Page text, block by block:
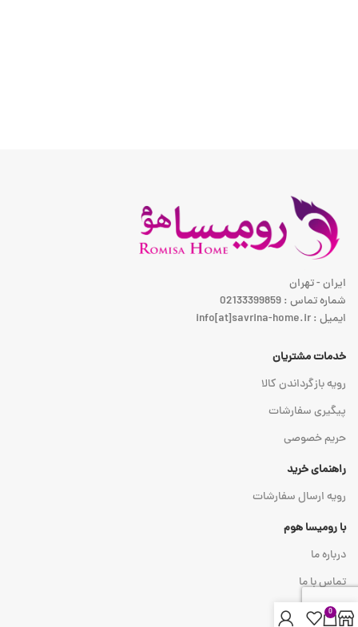
ایران - تهران
شماره تماس : 02133399859
ایمیل : info[at]savrina-home.ir
خدمات مشتریان
رویه بازگرداندن کالا
پیگیری سفارشات
حریم خصوصی
راهنمای خرید
رویه ارسال سفارشات
با رومیسا هوم
درباره ما
تماس با ما
0